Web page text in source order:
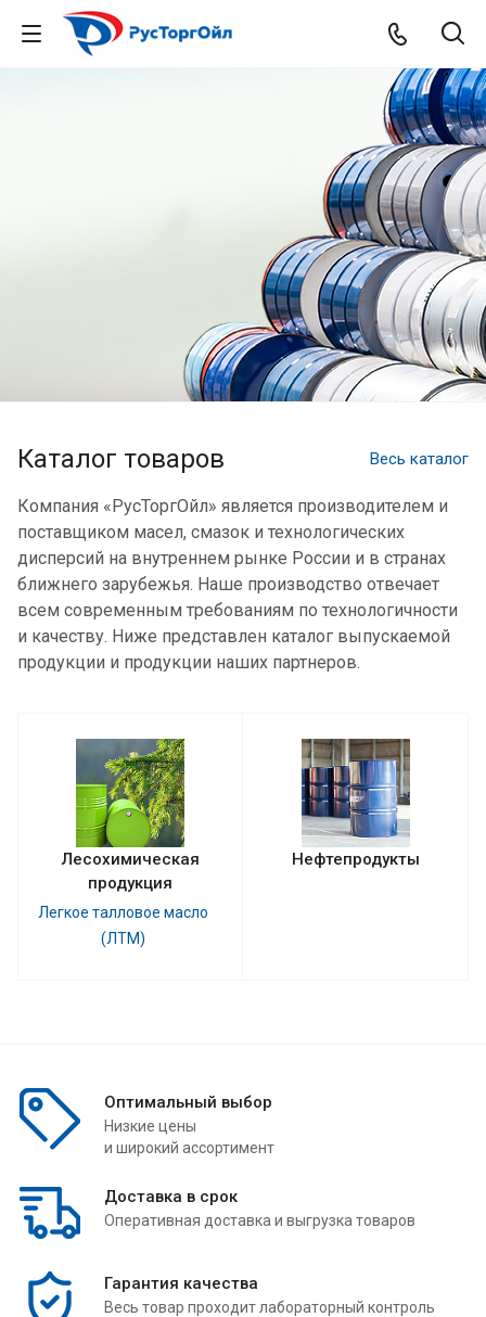
Весь каталог
Каталог товаров
Компания «РусТоргОйл» является производителем и
поставщиком масел, смазок и технологических
дисперсий на внутреннем рынке России и в странах
ближнего зарубежья. Наше производство отвечает
всем современным требованиям по технологичности
и качеству. Ниже представлен каталог выпускаемой
продукции и продукции наших партнеров.
Лесохимическая
продукция
Легкое талловое масло
(ЛТМ)
Нефтепродукты
Оптимальный выбор
Низкие цены
и широкий ассортимент
Доставка в срок
Оперативная доставка и выгрузка товаров
Гарантия качества
Весь товар проходит лабораторный контроль